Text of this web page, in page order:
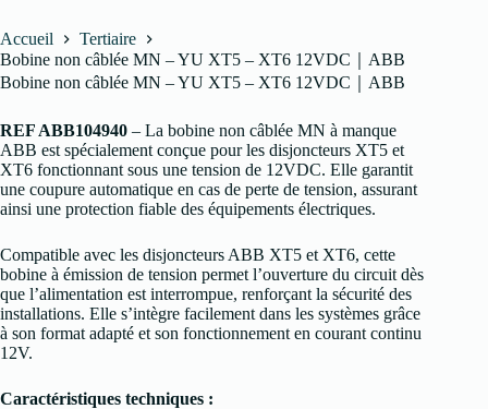
Accueil
Tertiaire
Bobine non câblée MN – YU XT5 – XT6 12VDC｜ABB
Bobine non câblée MN – YU XT5 – XT6 12VDC｜ABB
REF ABB104940 – La bobine non câblée MN à manque
ABB est spécialement conçue pour les disjoncteurs XT5 et
XT6 fonctionnant sous une tension de 12VDC. Elle garantit
une coupure automatique en cas de perte de tension, assurant
ainsi une protection fiable des équipements électriques.
Compatible avec les disjoncteurs ABB XT5 et XT6, cette
bobine à émission de tension permet l’ouverture du circuit dès
que l’alimentation est interrompue, renforçant la sécurité des
installations. Elle s’intègre facilement dans les systèmes grâce
à son format adapté et son fonctionnement en courant continu
12V.
Caractéristiques techniques :